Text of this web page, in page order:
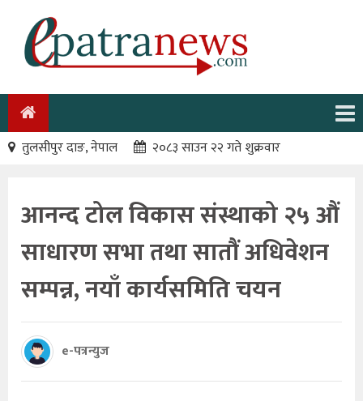
तुलसीपुर दाङ, नेपाल २०८३ साउन २२ गते शुक्रवार
आनन्द टोल विकास संस्थाको २५ औं
साधारण सभा तथा सातौं अधिवेशन
सम्पन्न, नयाँ कार्यसमिति चयन
e-पत्रन्युज